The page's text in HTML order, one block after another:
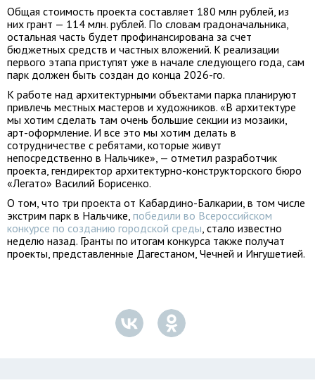
Общая стоимость проекта составляет 180 млн рублей, из
них грант — 114 млн. рублей. По словам градоначальника,
остальная часть будет профинансирована за счет
бюджетных средств и частных вложений. К реализации
первого этапа приступят уже в начале следующего года, сам
парк должен быть создан до конца 2026-го.
К работе над архитектурными объектами парка планируют
привлечь местных мастеров и художников. «В архитектуре
мы хотим сделать там очень большие секции из мозаики,
арт-оформление. И все это мы хотим делать в
сотрудничестве с ребятами, которые живут
непосредственно в Нальчике», — отметил разработчик
проекта, гендиректор архитектурно-конструкторского бюро
«Легато» Василий Борисенко.
О том, что три проекта от Кабардино-Балкарии, в том числе
экстрим парк в Нальчике, победили во Всероссийском
конкурсе по созданию городской среды, стало известно
неделю назад. Гранты по итогам конкурса также получат
проекты, представленные Дагестаном, Чечней и Ингушетией.